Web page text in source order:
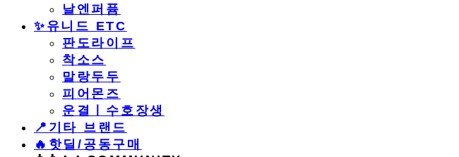
날엔퍼퓸
​✨유니드 ETC
판도라이프
착소스
말랑두두
피어몬즈
운결ㅣ수호장생
📍기타 브랜드
🔥핫딜/공동구매